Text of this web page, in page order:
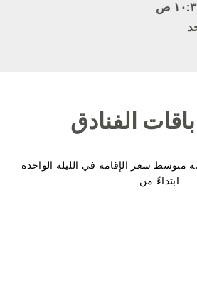
الفنادق
متوسط سعر الإقامة في الليلة الواحدة
ابتداءً من